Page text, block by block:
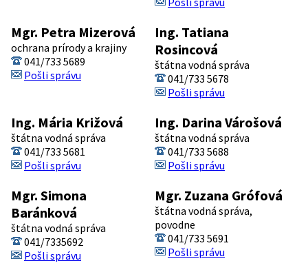
Mgr. Petra Mizerová
ochrana prírody a krajiny
041/733 5689
Pošli správu
Ing. Tatiana
Rosincová
štátna vodná správa
041/733 5678
Pošli správu
Ing. Mária Križová
štátna vodná správa
041/733 5681
Pošli správu
Ing. Darina Várošová
štátna vodná správa
041/733 5688
Pošli správu
Mgr. Simona
Baránková
štátna vodná správa
041/7335692
Pošli správu
Mgr. Zuzana Grófová
štátna vodná správa,
povodne
041/733 5691
Pošli správu